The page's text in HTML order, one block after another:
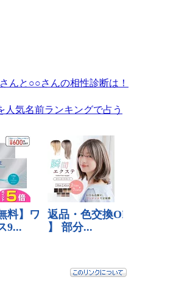
んと○○さんの相性診断は！
人気名前ランキングで占う